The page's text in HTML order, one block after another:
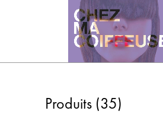
Produits (35)